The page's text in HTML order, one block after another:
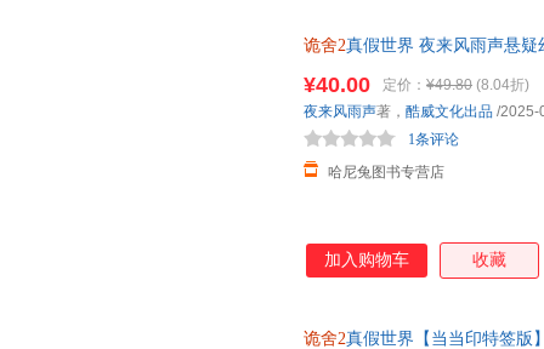
诡舍2真假世界 夜来风雨声悬疑
¥40.00 定价： ¥49.80 (8.04折)
哈尼兔图书专营店
1条评论
夜来风雨声著， 酷威文化出品 /2025-
加入购物车 收藏
诡舍2真假世界【当当印特签版